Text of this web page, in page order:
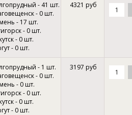
- 41 шт.
- 0 шт.
- 17 шт.
- 0 шт.
- 0 шт.
- 0 шт.
4321 руб
- 1 шт.
- 0 шт.
- 0 шт.
- 0 шт.
- 0 шт.
- 0 шт.
3197 руб